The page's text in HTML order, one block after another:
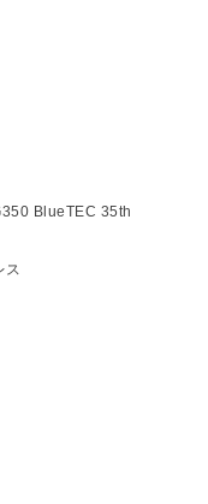
BlueTEC 35th
ス